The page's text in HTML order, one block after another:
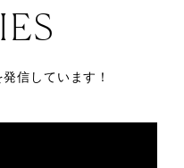
信しています！